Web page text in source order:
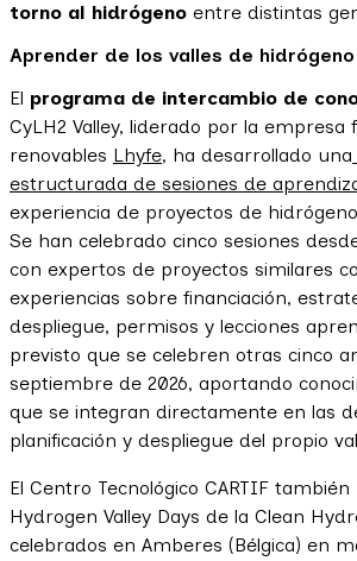
torno al hidrógeno entre distintas
Aprender de los valles de
El programa de intercambio de
CyLH2 Valley, liderado por la empresa
renovables Lhyfe, ha desarrollado una
estructurada de sesiones de
experiencia de proyectos de
Se han celebrado cinco sesiones
con expertos de proyectos similares
experiencias sobre financiación,
despliegue, permisos y lecciones
previsto que se celebren otras cinco
septiembre de 2026, aportando
que se integran directamente en las
planificación y despliegue del propio
El Centro Tecnológico CARTIF
Hydrogen Valley Days de la Clean
celebrados en Amberes (Bélgica) en